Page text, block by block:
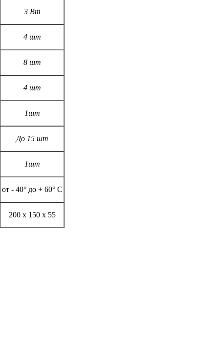
3 Вт
4 шт
8 шт
4 шт
1шт
До 15 шт
1шт
от - 40° до + 60° С
200 х 150 х 55